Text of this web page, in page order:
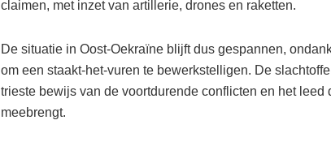
claimen, met inzet van artillerie, drones en raketten.
De situatie in Oost-Oekraïne blijft dus gespannen,
om een staakt-het-vuren te bewerkstelligen. De
trieste bewijs van de voortdurende conflicten en het leed
meebrengt.